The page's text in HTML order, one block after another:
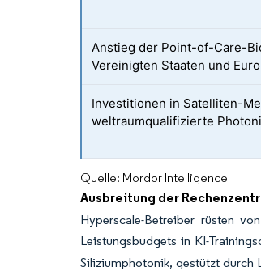
Anstieg der Point-of-Care-
Vereinigten Staaten und
Investitionen in Satelliten-
weltraumqualifizierte
Quelle: Mordor Intelligence
Ausbreitung der
Hyperscale-Betreiber rüsten
Leistungsbudgets in KI-
Siliziumphotonik, gestützt durch